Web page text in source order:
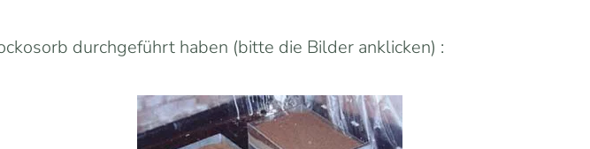
durchgeführt haben (bitte die Bilder anklicken) :